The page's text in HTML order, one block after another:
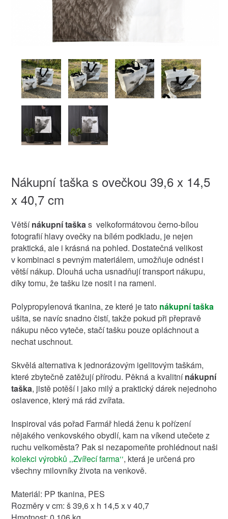
Nákupní taška s ovečkou 39,6 x 14,5
x 40,7 cm
Většínákupní taškas velkoformátovou černo-bílou
fotografií hlavy ovečky na bílém podkladu, je nejen
praktická, ale i krásná na pohled. Dostatečná velikost
v kombinaci s pevným materiálem, umožňuje odnést i
větší nákup. Dlouhá ucha usnadňují transport nákupu,
díky tomu, že tašku lze nosit i na rameni.
Polypropylenová tkanina, ze které je tato nákupní taška
ušita, se navíc snadno čistí, takže pokud při přepravě
nákupu něco vyteče, stačí tašku pouze opláchnout a
nechat uschnout.
Skvělá alternativa k jednorázovým igelitovým taškám,
které zbytečně zatěžují přírodu. Pěkná a kvalitnínákupní
taška, jistě potěší i jako milý a praktický dárek nejednoho
oslavence, který má rád zvířata.
Inspiroval vás pořad Farmář hledá ženu k pořízení
nějakého venkovského obydlí, kam na víkend utečete z
ruchu velkoměsta? Pak si nezapomeňte prohlédnout naši
kolekci výrobků ‚‚Zvířecí farma‘‘, která je určená pro
všechny milovníky života na venkově.
Materiál: PP tkanina, PES
Rozměry v cm: š 39,6 x h 14,5 x v 40,7